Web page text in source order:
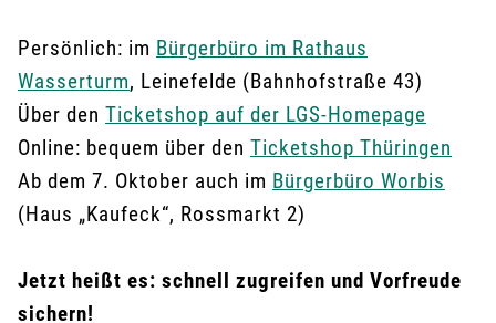
Persönlich: im Bürgerbüro im Rathaus
Wasserturm, Leinefelde (Bahnhofstraße 43)
Über den Ticketshop auf der LGS-Homepage
Online: bequem über den Ticketshop Thüringen
Ab dem 7. Oktober auch im Bürgerbüro Worbis
(Haus „Kaufeck“, Rossmarkt 2)
Jetzt heißt es: schnell zugreifen und Vorfreude
sichern!